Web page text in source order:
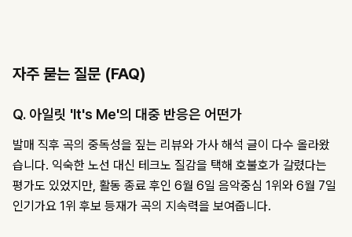
자주 묻는 질문 (FAQ)
Q. 아일릿 'It's Me'의 대중 반응은 어떤가
발매 직후 곡의 중독성을 짚는 리뷰와 가사 해석 글이 다수 올라왔
습니다. 익숙한 노선 대신 테크노 질감을 택해 호불호가 갈렸다는
평가도 있었지만, 활동 종료 후인 6월 6일 음악중심 1위와 6월 7일
인기가요 1위 후보 등재가 곡의 지속력을 보여줍니다.